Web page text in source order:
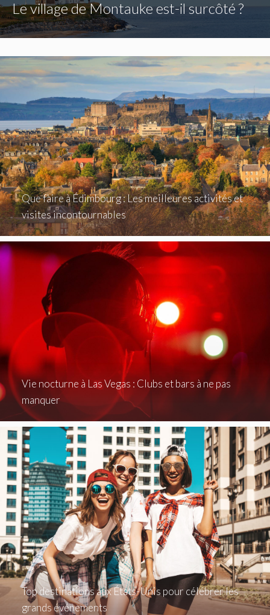
Le village de Montauke est-il surcôté ?
Que faire à Édimbourg : Les meilleures activités et
visites incontournables
Vie nocturne à Las Vegas : Clubs et bars à ne pas
manquer
Top destinations aux États-Unis pour célébrer les
grands événements